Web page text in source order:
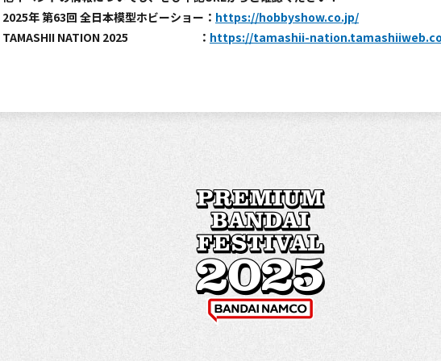
2025年 第63回 全日本模型ホビーショー： https://hobbyshow.co.jp/
TAMASHII NATION 2025 ： https://tamashii-